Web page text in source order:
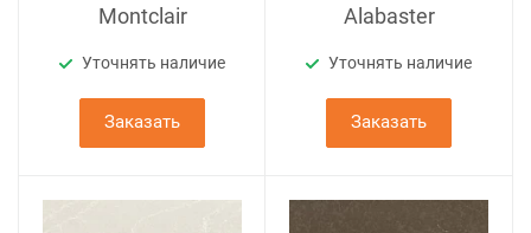
Montclair
Уточнять наличие
Заказать
Alabaster
Уточнять наличие
Заказать